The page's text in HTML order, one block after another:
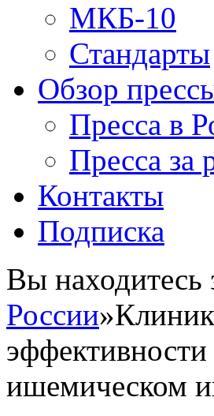
МКБ-10
Стандарты
Обзор
Пресса в
Пресса за
Контакты
Подписка
Вы находитесь
России»
ишемическом